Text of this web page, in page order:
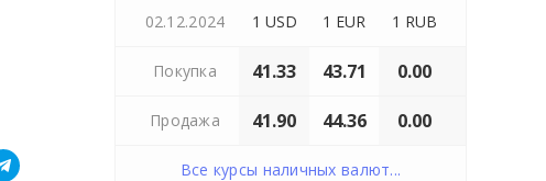
02.12.2024 1 USD 1 EUR 1 RUB
Покупка 41.33 43.71 0.00
Продажа 41.90 44.36 0.00
Все курсы наличных валют...